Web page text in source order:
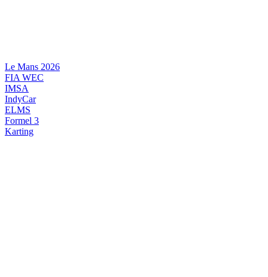
Le Mans 2026
FIA WEC
IMSA
IndyCar
ELMS
Formel 3
Karting